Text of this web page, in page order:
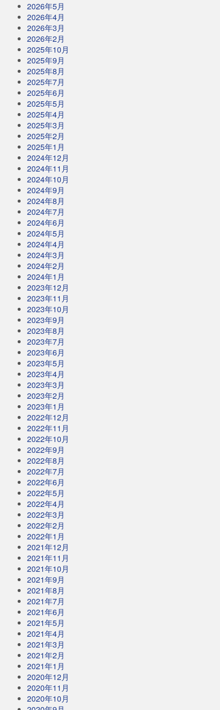
2026年5月
2026年4月
2026年3月
2026年2月
2025年10月
2025年9月
2025年8月
2025年7月
2025年6月
2025年5月
2025年4月
2025年3月
2025年2月
2025年1月
2024年12月
2024年11月
2024年10月
2024年9月
2024年8月
2024年7月
2024年6月
2024年5月
2024年4月
2024年3月
2024年2月
2024年1月
2023年12月
2023年11月
2023年10月
2023年9月
2023年8月
2023年7月
2023年6月
2023年5月
2023年4月
2023年3月
2023年2月
2023年1月
2022年12月
2022年11月
2022年10月
2022年9月
2022年8月
2022年7月
2022年6月
2022年5月
2022年4月
2022年3月
2022年2月
2022年1月
2021年12月
2021年11月
2021年10月
2021年9月
2021年8月
2021年7月
2021年6月
2021年5月
2021年4月
2021年3月
2021年2月
2021年1月
2020年12月
2020年11月
2020年10月